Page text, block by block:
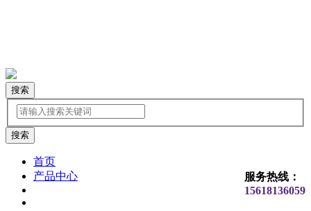
搜索
服务热线：
15618136059
首页
产品中心